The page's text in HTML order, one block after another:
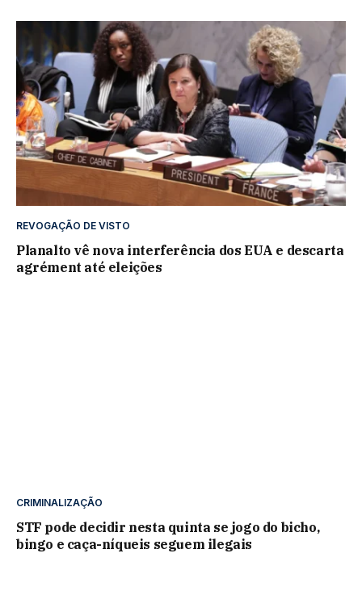
REVOGAÇÃO DE VISTO
Planalto vê nova interferência dos EUA e descarta
agrément até eleições
CRIMINALIZAÇÃO
STF pode decidir nesta quinta se jogo do bicho,
bingo e caça-níqueis seguem ilegais